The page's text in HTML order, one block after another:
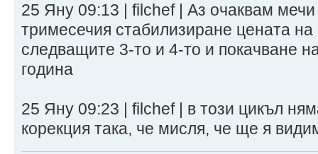
25 Яну 09:13 | filchef | Аз очаквам
тримесечия стабилизиране цената
следващите 3-то и 4-то и покачване
година
25 Яну 09:23 | filchef | в този цикъл
корекция така, че мисля, че ще я